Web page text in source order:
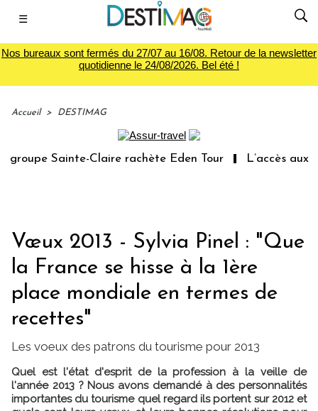
☰
Nos bureaux sont fermés du 27/07 au 16/08. Retour de la newsletter
quotidienne le 24/08/2026. Bel été !
Accueil > DESTIMAG
Sainte-Claire rachète Eden Tour L’accès aux
Vœux 2013 - Sylvia Pinel : "Que
la France se hisse à la 1ère
place mondiale en termes de
recettes"
Les voeux des patrons du tourisme pour 2013
Quel est l'état d'esprit de la profession à la veille de
l'année 2013 ? Nous avons demandé à des personnalités
importantes du tourisme quel regard ils portent sur 2012 et